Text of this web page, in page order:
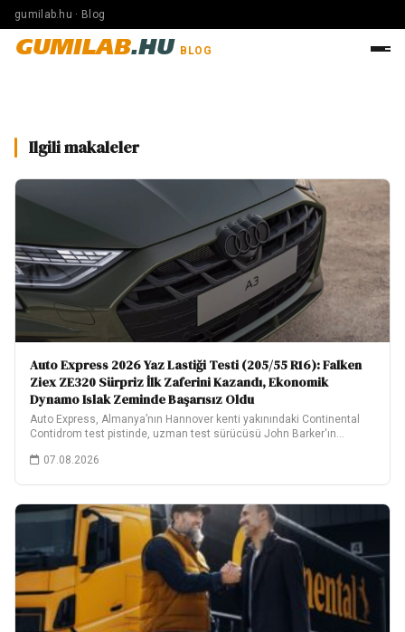
gumilab.hu · Blog
GUMILAB.HU BLOG
Ilgili makaleler
Auto Express 2026 Yaz Lastiği Testi (205/55 R16): Falken
Ziex ZE320 Sürpriz İlk Zaferini Kazandı, Ekonomik
Dynamo Islak Zeminde Başarısız Oldu
Auto Express, Almanya’nın Hannover kenti yakınındaki Continental
Contidrom test pistinde, uzman test sürücüsü John Barker‘ın…
07.08.2026